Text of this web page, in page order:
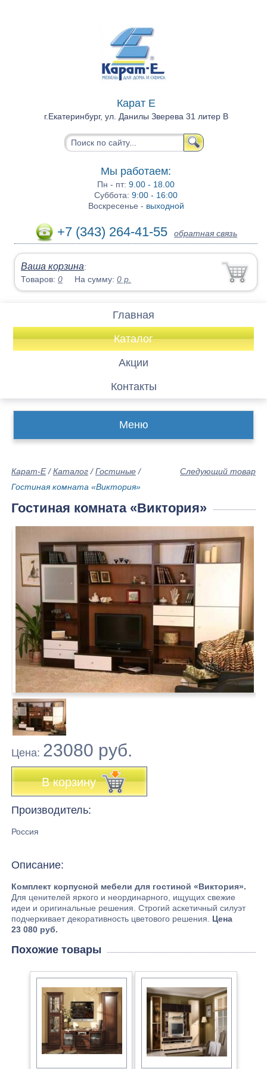
Карат Е
г.Екатеринбург, ул. Данилы Зверева 31 литер В
Мы работаем:
Пн - пт:9.00 - 18.00
Суббота:9:00 - 16:00
Воскресенье - выходной
+7 (343) 264-41-55 обратная связь
Ваша корзина:
Товаров:0 На сумму:0 р.
Главная
Каталог
Акции
Контакты
Меню
Следующий товар
Карат-Е/Каталог /Гостиные /
Гостиная комната «Виктория»
Гостиная комната «Виктория»
Цена: 23080 руб.
В корзину
Производитель:
Россия
Описание:
Комплект корпусной мебели для гостиной «Виктория».
Для ценителей яркого и неординарного, ищущих свежие
идеи и оригинальные решения. Строгий аскетичный силуэт
подчеркивает декоративность цветового решения. Цена
23 080 руб.
Похожие товары